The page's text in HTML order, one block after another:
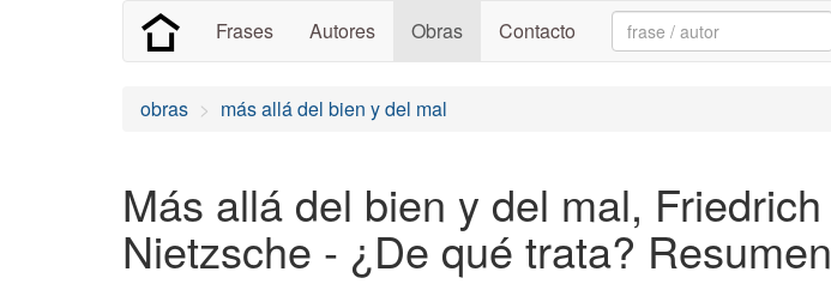
Frases Autores Obras Contacto Search:
obras más allá del bien y del mal
Más allá del bien y del mal, Friedrich
Nietzsche - ¿De qué trata? Resumen